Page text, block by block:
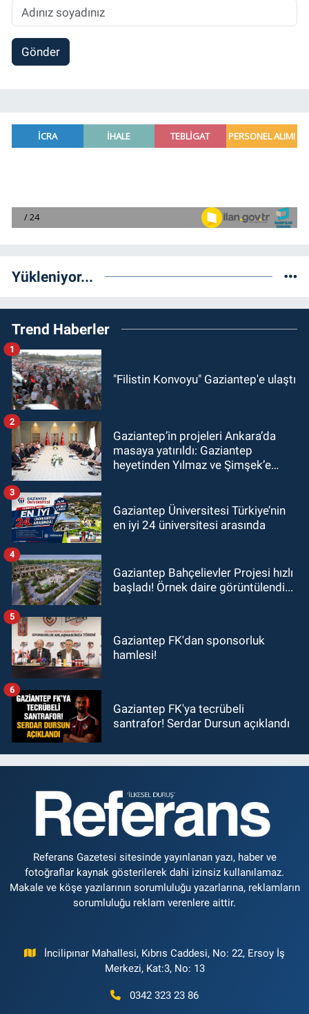
Gönder
Yükleniyor...
Trend Haberler
"Filistin Konvoyu" Gaziantep'e ulaştı
1
Gaziantep’in projeleri Ankara’da
masaya yatırıldı: Gaziantep
heyetinden Yılmaz ve Şimşek’e
2
Gaziantep Üniversitesi Türkiye’nin
en iyi 24 üniversitesi arasında
3
Gaziantep Bahçelievler Projesi hızlı
başladı! Örnek daire görüntülendi...
4
Gaziantep FK'dan sponsorluk
hamlesi!
5
Gaziantep FK'ya tecrübeli
santrafor! Serdar Dursun açıklandı
6
Referans Gazetesi sitesinde yayınlanan yazı, haber ve
fotoğraflar kaynak gösterilerek dahi izinsiz kullanılamaz.
Makale ve köşe yazılarının sorumluluğu yazarlarına, reklamların
sorumluluğu reklam verenlere aittir.
İncilipınar Mahallesi, Kıbrıs Caddesi, No: 22, Ersoy İş
Merkezi, Kat:3, No: 13
0342 323 23 86